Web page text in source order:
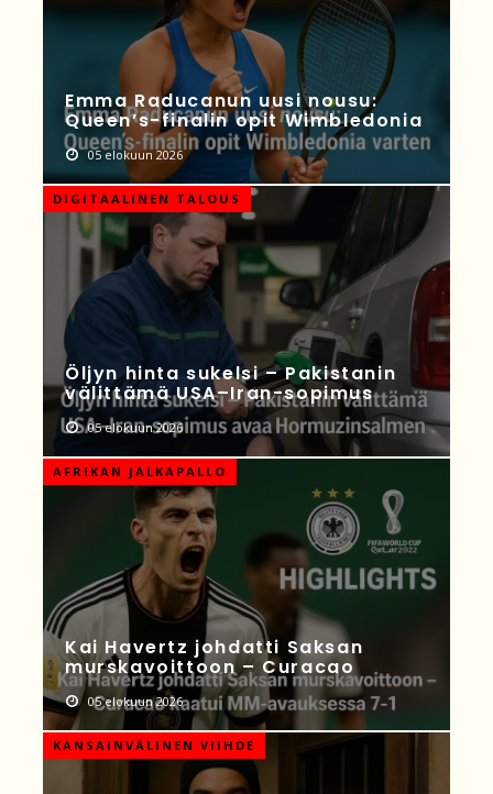
Emma Raducanun uusi nousu:
Queen’s-finalin opit Wimbledonia
05 elokuun 2026
DIGITAALINEN TALOUS
Öljyn hinta sukelsi – Pakistanin
välittämä USA–Iran-sopimus
05 elokuun 2026
AFRIKAN JALKAPALLO
Kai Havertz johdatti Saksan
murskavoittoon – Curacao
05 elokuun 2026
KANSAINVÄLINEN VIIHDE